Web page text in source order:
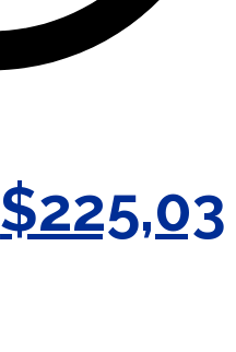
El
$225,03